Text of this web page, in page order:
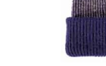
SCHUTZKLEIDUNG
SWEATSHIRTS
SONNENBRILLEN
SALE SKATE SCHUHE